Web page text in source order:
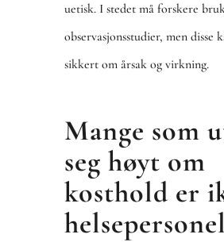
uetisk. I stedet må forskere
observasjonsstudier, men disse
sikkert om årsak og virkning.
Mange som
seg høyt om
kosthold er